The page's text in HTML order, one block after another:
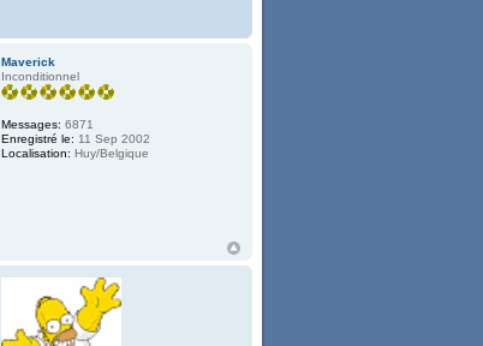
Maverick
Inconditionnel
Messages: 6871
Enregistré le: 11 Sep 2002
Localisation: Huy/Belgique